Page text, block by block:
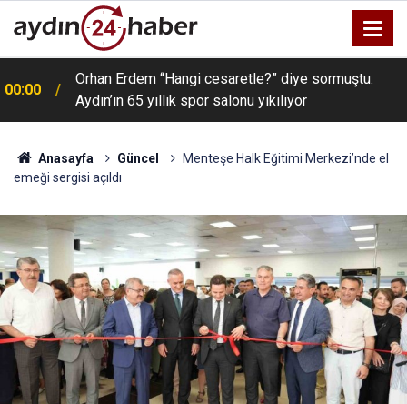
00:00
Orhan Erdem “Hangi cesaretle?” diye sormuştu:
Aydın’ın 65 yıllık spor salonu yıkılıyor
Anasayfa Güncel
Menteşe Halk Eğitimi Merkezi’nde el
emeği sergisi açıldı